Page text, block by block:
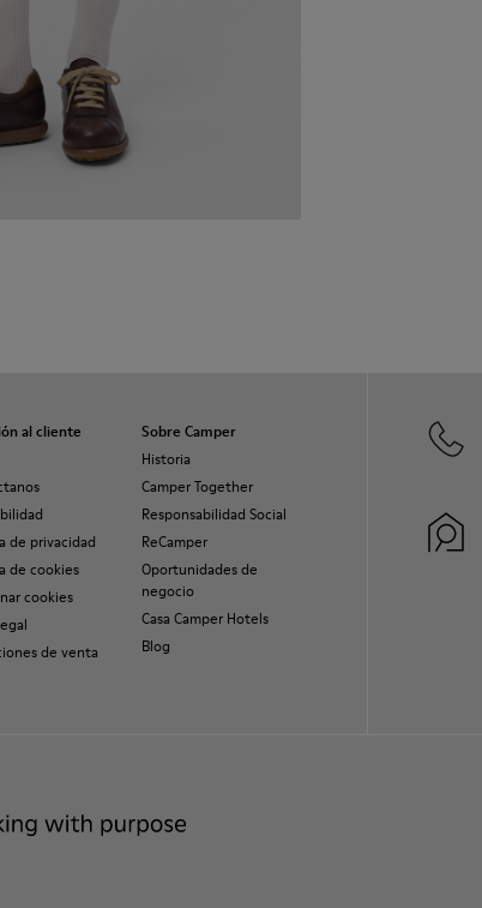
al cliente
de privacidad
de cookies
cookies
de venta
Sobre Camper
Historia
Camper Together
Responsabilidad Social
ReCamper
Oportunidades de
negocio
Casa Camper Hotels
Blog